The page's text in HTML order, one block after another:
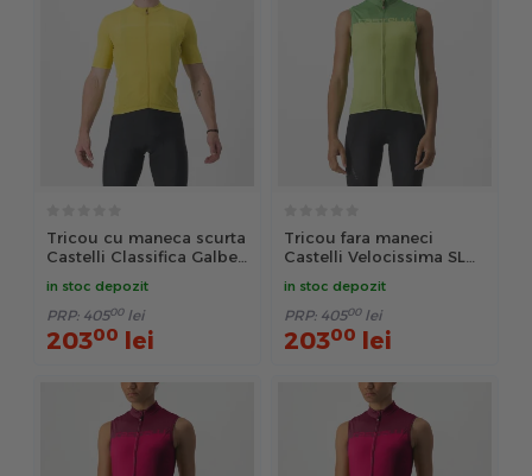
Tricou cu maneca scurta
Castelli Classifica Galben
in stoc depozit
PRP: 40500 lei
20300 lei
Tricou fara maneci
Castelli Velocissima SL
in stoc depozit
PRP: 40500 lei
20300 lei